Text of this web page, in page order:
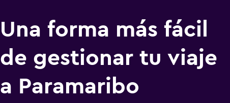
Una forma más fácil
de gestionar tu viaje
a Paramaribo